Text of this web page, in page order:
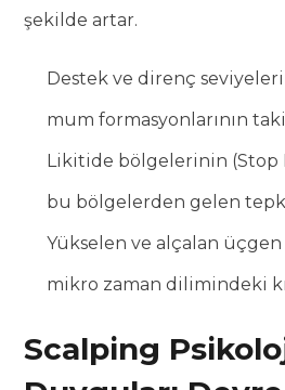
şekilde artar.
Destek ve direnç
mum formasyonlarının
Likitide bölgelerinin
bu bölgelerden gelen
Yükselen ve alçalan üçgen
mikro zaman dilimindeki
Scalping